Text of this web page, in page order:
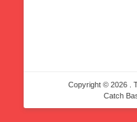
Copyright © 2026
.
Catch